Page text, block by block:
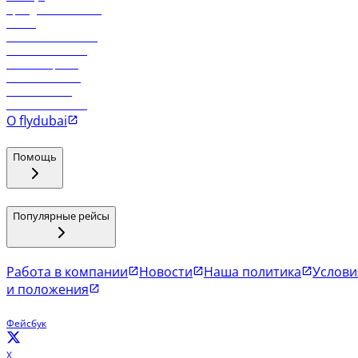
О flydubai
Помощь
Популярные рейсы
Работа в компании Новости Наша политика
и положения
Фейсбук
X